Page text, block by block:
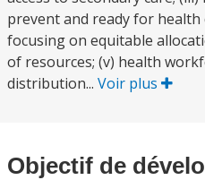
prevent and ready for health
focusing on equitable
of resources; (v) health
distribution... Voir plus
Objectif de